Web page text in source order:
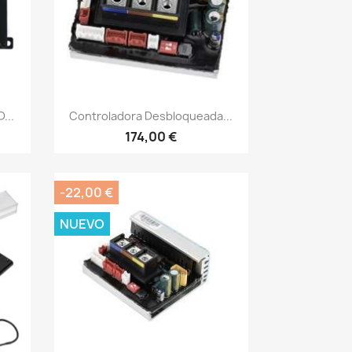
Vista rápida
Controladora Desbloqueada...
174,00 €
-22,00 €
NUEVO